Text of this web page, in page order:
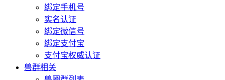
绑定手机号
实名认证
绑定微信号
绑定支付宝
支付宝权威认证
兽群相关